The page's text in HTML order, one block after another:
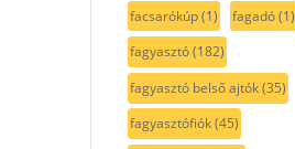
facsarókúp(1) fagadó(1)
fagyasztó(182)
fagyasztó belső ajtók(35)
fagyasztófiók(45)